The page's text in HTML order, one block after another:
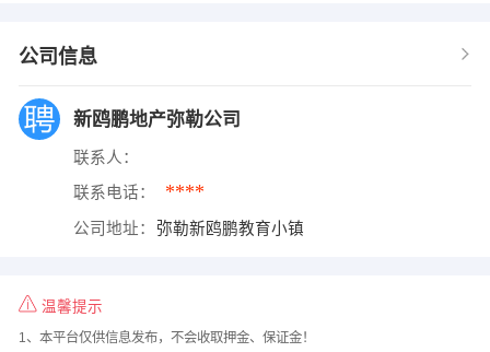
公司信息
新鸥鹏地产弥勒公司
联系人：
联系电话： ****
公司地址： 弥勒新鸥鹏教育小镇
温馨提示
1、本平台仅供信息发布，不会收取押金、保证金！